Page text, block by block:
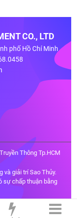
CO., LTD
phố Hồ Chí Minh
Thông Tp.HCM
và giải trí Sao Thủy.
sự chấp thuận bằng